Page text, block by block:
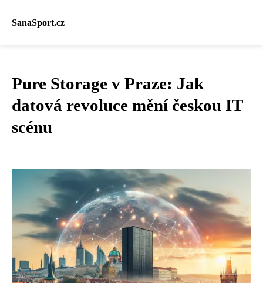
SanaSport.cz
Pure Storage v Praze: Jak
datová revoluce mění českou IT
scénu